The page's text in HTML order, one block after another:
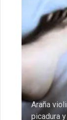
Araña
picadura